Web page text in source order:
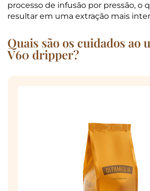
processo de infusão por pressão, o
resultar em uma extração mais
Quais são os cuidados ao
V60 dripper?